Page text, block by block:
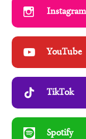
Instagram
YouTube
TikTok
Spotify